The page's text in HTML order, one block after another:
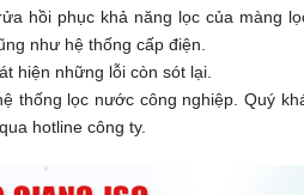
hồi phục khả năng lọc của màng
như hệ thống cấp điện.
hiện những lỗi còn sót lại.
thống lọc nước công nghiệp. Quý
hotline công ty.